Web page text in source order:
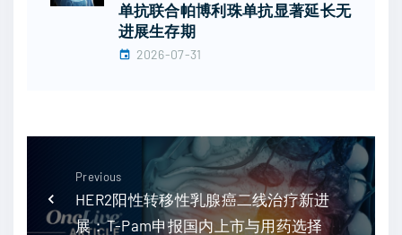
单抗联合帕博利珠单抗显著延长无
进展生存期
2026-07-31
Previous
HER2阳性转移性乳腺癌二线治疗新进
展：T-Pam申报国内上市与用药选择